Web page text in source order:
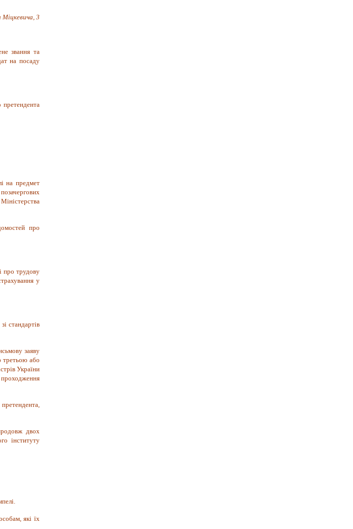
Міцкевича, 3
звання та
на посаду
претендента
на предмет
про
про трудову
у
стандартів
заяву
третьою або
України
двох
інституту
які їх